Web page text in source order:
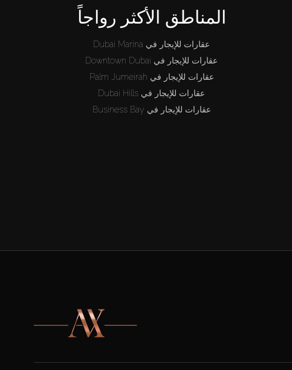
المناطق الأكثر رواجاً
عقارات للإيجار في Dubai Marina
عقارات للإيجار في Downtown Dubai
عقارات للإيجار في Palm Jumeirah
عقارات للإيجار في Dubai Hills
عقارات للإيجار في Business Bay